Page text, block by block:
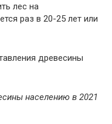
лес на
раз в 20-25 лет или
древесины
населению в 2021